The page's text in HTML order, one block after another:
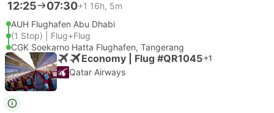
12:25 07:30+1 16h, 5m
AUH Flughafen Abu Dhabi
(1 Stop) | Flug+Flug
CGK Soekarno Hatta Flughafen, Tangerang
Economy | Flug #QR1045 +1
Qatar Airways